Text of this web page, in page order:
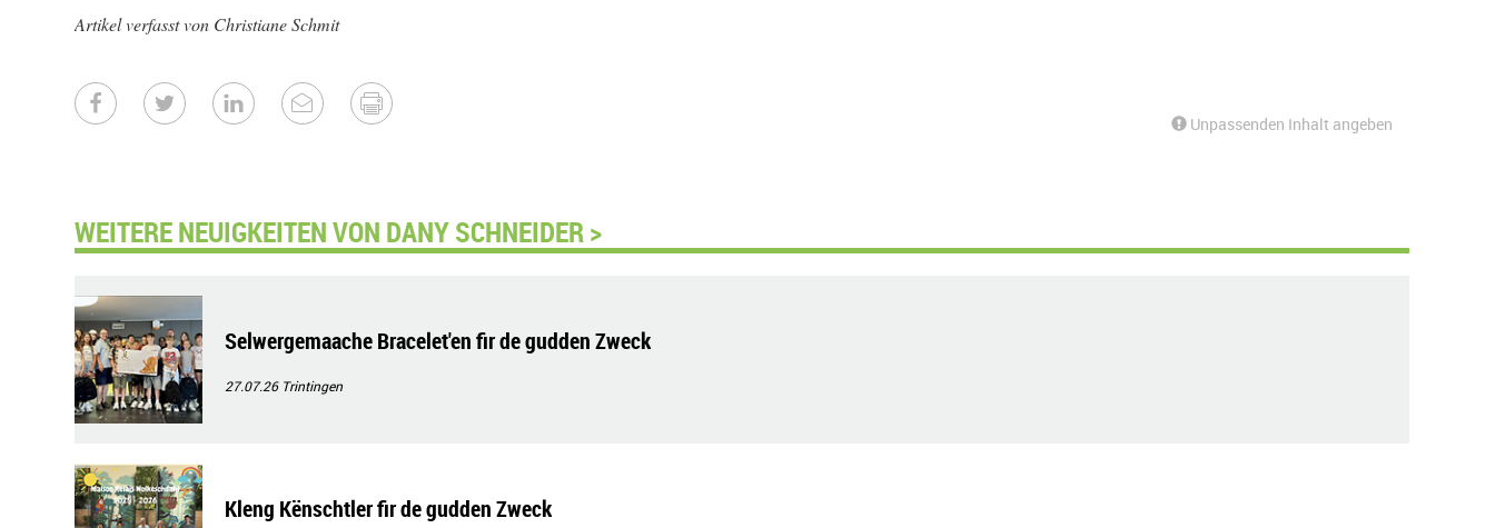
Artikel verfasst von Christiane Schmit
Unpassenden Inhalt angeben
WEITERE NEUIGKEITEN VON DANY SCHNEIDER >
Selwergemaache Bracelet'en fir de gudden Zweck
27.07.26 Trintingen
Kleng Kënschtler fir de gudden Zweck